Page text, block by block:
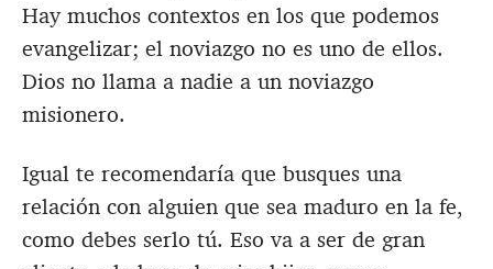
Hay muchos contextos en los que podemos
evangelizar; el noviazgo no es uno de ellos.
Dios no llama a nadie a un noviazgo
misionero.
Igual te recomendaría que busques una
relación con alguien que sea maduro en la fe,
como debes serlo tú. Eso va a ser de gran